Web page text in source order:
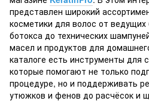
представлен широкий
косметики для волос от
ботокса до технических
масел и продуктов для
каталоге есть инструменты для
которые помогают не только
процедуре, но и поддерживать
утюжков и фенов до расчёсок и